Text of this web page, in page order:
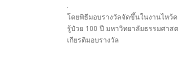
.
โดยพิธีมอบรางวัลจัดขึ้นในงานไหว้
รู้ป๋วย 100 ปี มหาวิทยาลัยธรรมศา
เกียรติมอบรางวัล